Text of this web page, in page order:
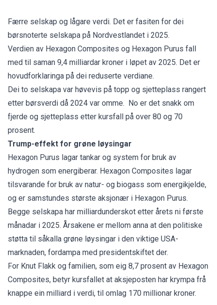
Færre selskap og lågare verdi. Det er fasiten for dei
børsnoterte selskapa på Nordvestlandet i 2025.
Verdien av Hexagon Composites og Hexagon Purus fall
med til saman 9,4 milliardar kroner i løpet av 2025. Det er
hovudforklaringa på dei reduserte verdiane.
Dei to selskapa var høvevis på topp og sjetteplass rangert
etter børsverdi då 2024 var omme. No er det snakk om
fjerde og sjetteplass etter kursfall på over 80 og 70
prosent.
Trump-effekt for grøne løysingar
Hexagon Purus lagar tankar og system for bruk av
hydrogen som energiberar. Hexagon Composites lagar
tilsvarande for bruk av natur- og biogass som energikjelde,
og er samstundes største aksjonær i Hexagon Purus.
Begge selskapa har milliardunderskot etter årets ni første
månadar i 2025. Årsakene er mellom anna at den politiske
støtta til såkalla grøne løysingar i den viktige USA-
marknaden, fordampa med presidentskiftet der.
For Knut Flakk og familien, som eig 8,7 prosent av Hexagon
Composites, betyr kursfallet at aksjeposten har krympa frå
knappe ein milliard i verdi, til omlag 170 millionar kroner.